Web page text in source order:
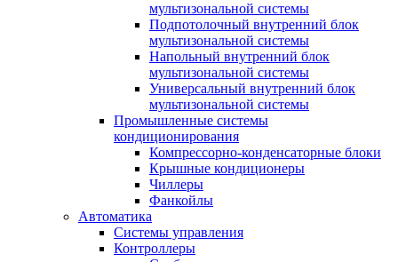
мультизональной системы
Подпотолочный внутренний блок
мультизональной системы
Напольный внутренний блок
мультизональной системы
Универсальный внутренний блок
мультизональной системы
Промышленные системы
кондиционирования
Компрессорно-конденсаторные блоки
Крышные кондиционеры
Чиллеры
Фанкойлы
Автоматика
Системы управления
Контроллеры